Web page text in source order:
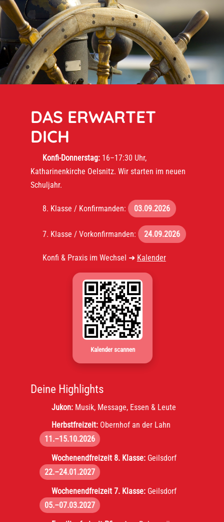
DAS ERWARTET
DICH
Konfi-Donnerstag:16–17:30 Uhr,
Katharinenkirche Oelsnitz. Wir starten im neuen
Schuljahr.
8. Klasse / Konfirmanden: 03.09.2026
7. Klasse / Vorkonfirmanden: 24.09.2026
Konfi & Praxis im Wechsel ➜ Kalender
Kalender scannen
Deine Highlights
Jukon:Musik, Message, Essen & Leute
Herbstfreizeit:Obernhof an der Lahn
11.–15.10.2026
Wochenendfreizeit 8. Klasse:Geilsdorf
22.–24.01.2027
Wochenendfreizeit 7. Klasse:Geilsdorf
05.–07.03.2027